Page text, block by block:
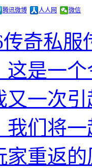
腾讯微博 人人网 微信
传奇私
这是一
又一次
我们将
家重返